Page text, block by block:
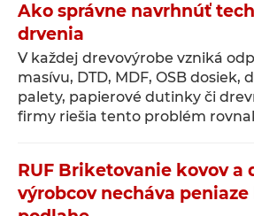
Ako správne navrhnúť
drvenia
V každej drevovýrobe vzniká
masívu, DTD, MDF, OSB dosiek,
palety, papierové dutinky či
firmy riešia tento problém
RUF Briketovanie kovov a
výrobcov necháva peniaze